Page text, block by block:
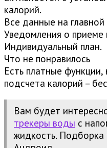
калорий.
Все данные на главной
Уведомления о
Индивидуальный план.
Что не понравилось
Есть платные
подсчета калорий –
Вам будет
трекеры воды с
жидкость. Подборка